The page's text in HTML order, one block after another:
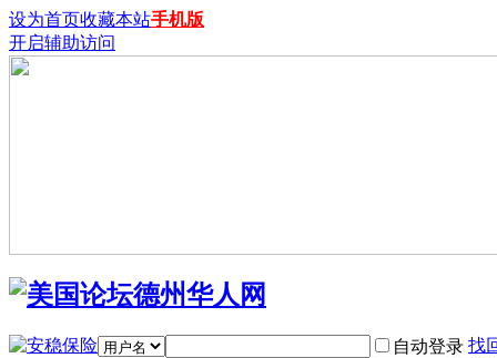
设为首页收藏本站手机版
开启辅助访问
自动登录 找